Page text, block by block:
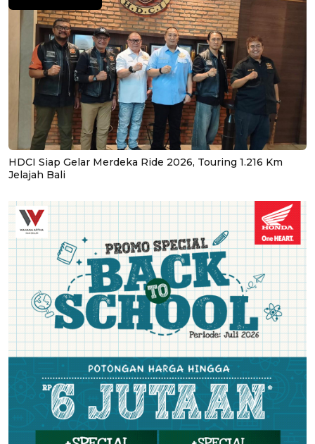
HDCI Siap Gelar Merdeka Ride 2026, Touring 1.216 Km
Jelajah Bali